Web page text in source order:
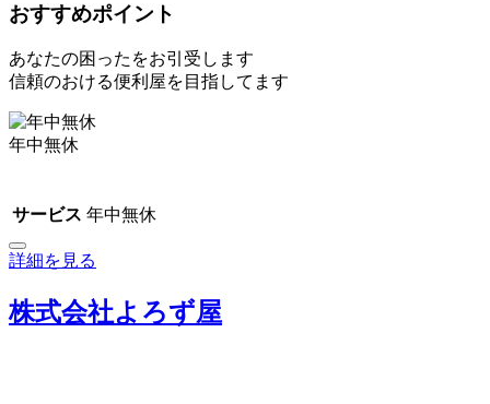
おすすめポイント
あなたの困ったをお引受します
信頼のおける便利屋を目指してます
年中無休
サービス 年中無休
詳細を見る
株式会社よろず屋